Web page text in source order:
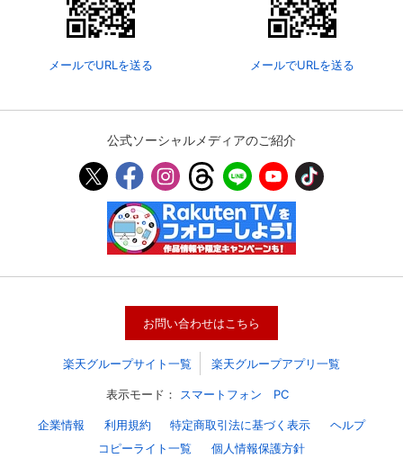
メールでURLを送る メールでURLを送る
公式ソーシャルメディアのご紹介
お問い合わせはこちら
楽天グループサイト一覧 楽天グループアプリ一覧
表示モード： スマートフォン PC
企業情報 利用規約 特定商取引法に基づく表示
ヘルプ
コピーライト一覧
個人情報保護方針